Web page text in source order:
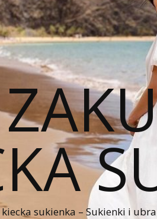
sukienka – Sukienki i